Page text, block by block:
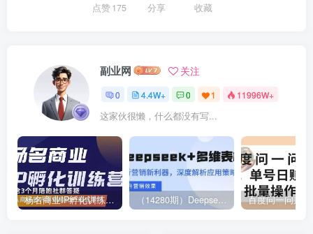
点赞175 分享 收藏
副业网 关注
0 4.4W+ 0 1 11996W+
这家伙很懒，什么都没有写...
杨名商业IP孵化训练营，从商业到内容到转化一站式学 价值5980元 （14280期）Deepseek+多维表格，银行营销新利器，深度解析应用策略，提升营销效果